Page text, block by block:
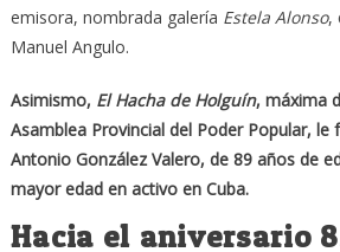
emisora, nombrada galería Estela Alonso,
Manuel Angulo.
Asimismo, El Hacha de Holguín, máxima
Asamblea Provincial del Poder Popular, le
Antonio González Valero, de 89 años de
mayor edad en activo en Cuba.
Hacia el aniversario